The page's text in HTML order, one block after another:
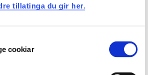
tillatinga du gir her.
cookiar